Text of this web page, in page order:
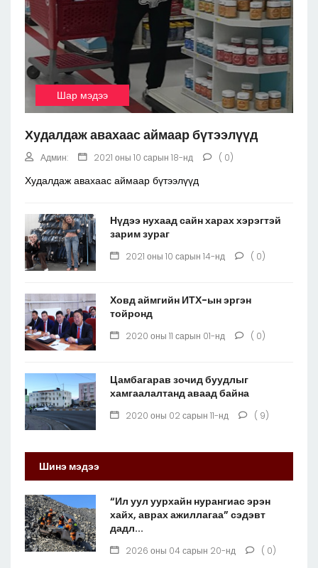
Шар мэдээ
Худалдаж авахаас аймаар бүтээлүүд
Админ: 2021 оны 10 сарын 18-нд ( 0)
Худалдаж авахаас аймаар бүтээлүүд
Нүдээ нухаад сайн харах хэрэгтэй
зарим зураг
2021 оны 10 сарын 14-нд ( 0)
Ховд аймгийн ИТХ-ын эргэн
тойронд
2020 оны 11 сарын 01-нд ( 0)
Цамбагарав зочид буудлыг
хамгаалалтанд аваад байна
2020 оны 02 сарын 11-нд ( 9)
Шинэ мэдээ
“Ил уул уурхайн нурангиас эрэн
хайх, аврах ажиллагаа” сэдэвт
дадл...
2026 оны 04 сарын 20-нд ( 0)